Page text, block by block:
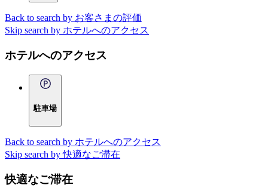
Back to search by お客さまの評価
Skip search by ホテルへのアクセス
ホテルへのアクセス
駐車場
Back to search by ホテルへのアクセス
Skip search by 快適なご滞在
快適なご滞在